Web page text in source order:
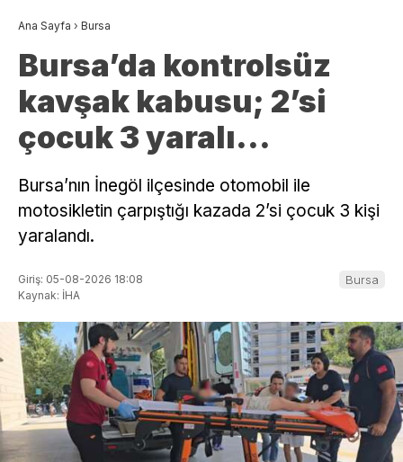
Ana Sayfa › Bursa
Bursa’da kontrolsüz
kavşak kabusu; 2’si
çocuk 3 yaralı…
Bursa’nın İnegöl ilçesinde otomobil ile
motosikletin çarpıştığı kazada 2’si çocuk 3 kişi
yaralandı.
Giriş: 05-08-2026 18:08
Kaynak: İHA
Bursa